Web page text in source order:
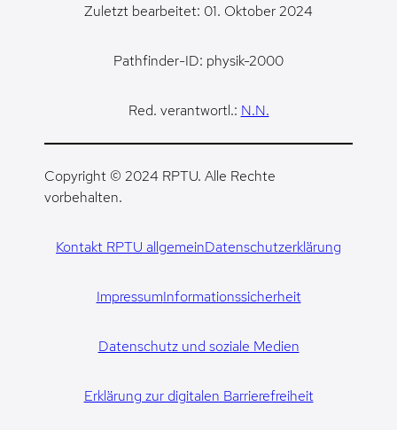
Zuletzt bearbeitet: 01. Oktober 2024
Pathfinder-ID: physik-2000
Red. verantwortl.: N.N.
Copyright © 2024 RPTU. Alle Rechte
vorbehalten.
Kontakt RPTU allgemeinDatenschutzerklärung
ImpressumInformationssicherheit
Datenschutz und soziale Medien
Erklärung zur digitalen Barrierefreiheit